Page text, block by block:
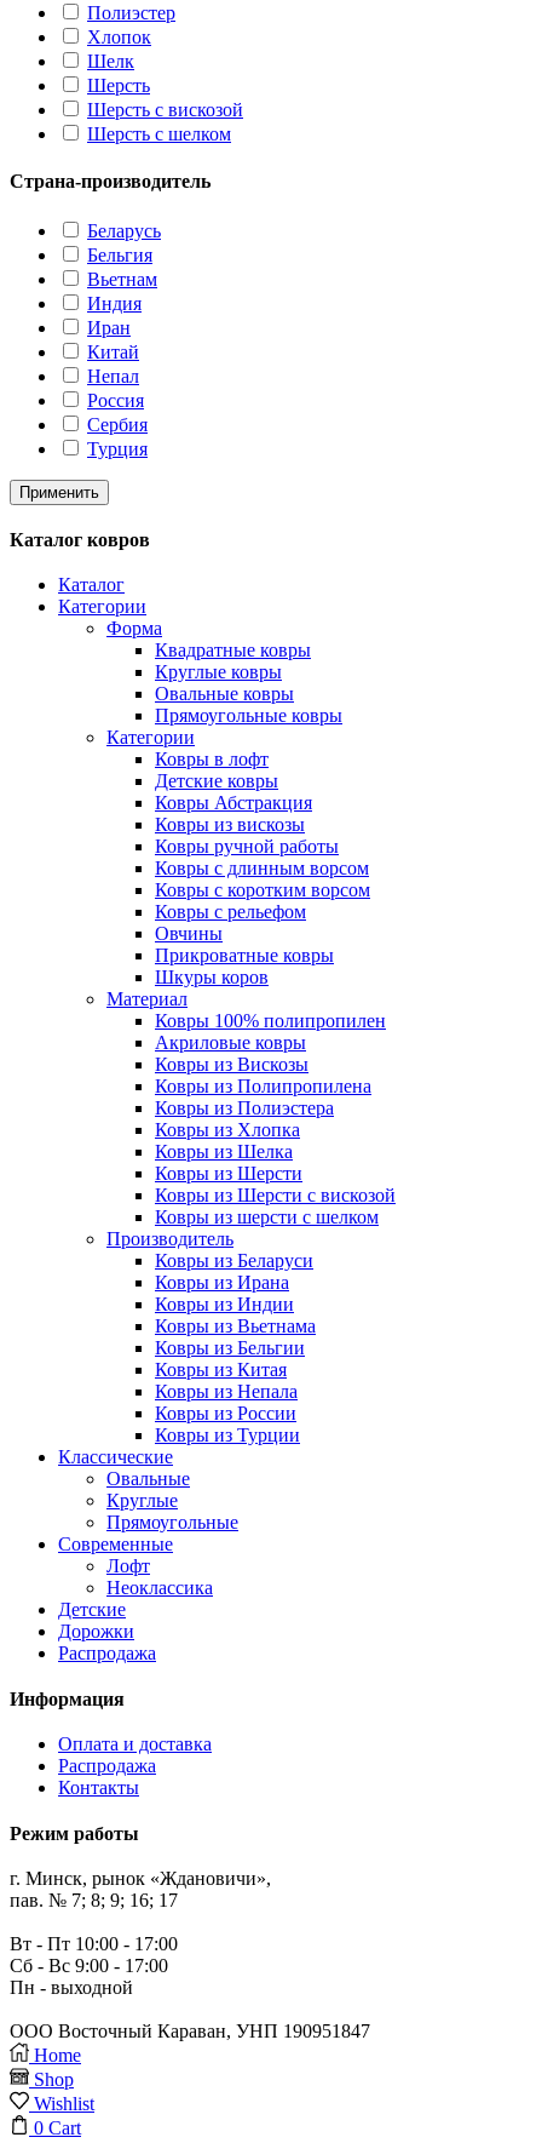
Полиэстер
Хлопок
Шелк
Шерсть
Шерсть с вискозой
Шерсть с шелком
Страна-производитель
Беларусь
Бельгия
Вьетнам
Индия
Иран
Китай
Непал
Россия
Сербия
Турция
Применить
Каталог ковров
Каталог
Категории
Форма
Квадратные ковры
Круглые ковры
Овальные ковры
Прямоугольные ковры
Категории
Ковры в лофт
Детские ковры
Ковры Абстракция
Ковры из вискозы
Ковры ручной работы
Ковры с длинным ворсом
Ковры с коротким ворсом
Ковры с рельефом
Овчины
Прикроватные ковры
Шкуры коров
Материал
Ковры 100% полипропилен
Акриловые ковры
Ковры из Вискозы
Ковры из Полипропилена
Ковры из Полиэстера
Ковры из Хлопка
Ковры из Шелка
Ковры из Шерсти
Ковры из Шерсти с вискозой
Ковры из шерсти с шелком
Производитель
Ковры из Беларуси
Ковры из Ирана
Ковры из Индии
Ковры из Вьетнама
Ковры из Бельгии
Ковры из Китая
Ковры из Непала
Ковры из России
Ковры из Турции
Классические
Овальные
Круглые
Прямоугольные
Современные
Лофт
Неоклассика
Детские
Дорожки
Распродажа
Информация
Оплата и доставка
Распродажа
Контакты
Режим работы
г. Минск, рынок «Ждановичи»,
пав. № 7; 8; 9; 16; 17
Вт - Пт 10:00 - 17:00
Сб - Вс 9:00 - 17:00
Пн - выходной
ООО Восточный Караван, УНП 190951847
Home
Shop
Wishlist
0 Cart